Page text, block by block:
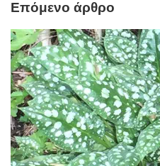
Επόμενο άρθρο